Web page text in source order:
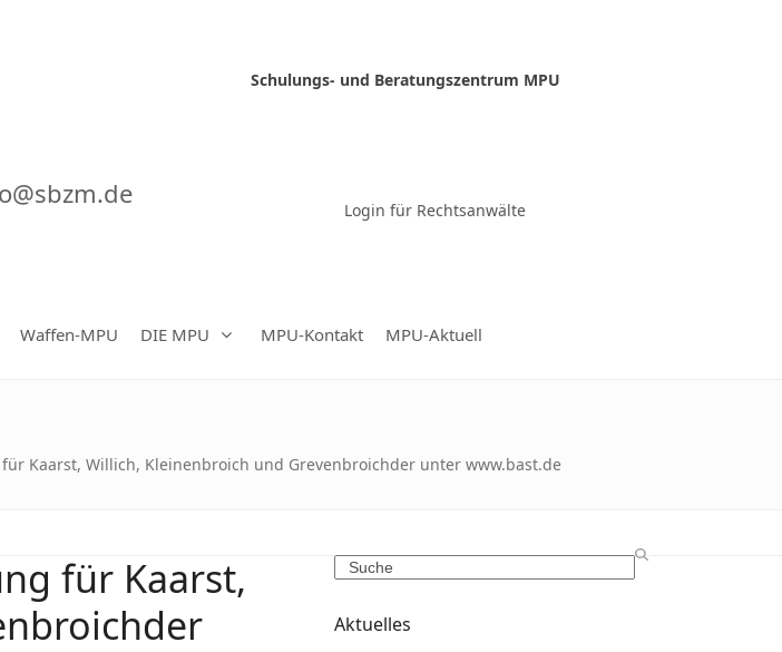
Schulungs- und Beratungszentrum MPU
Login für Rechtsanwälte
Waffen-MPU DIE MPU MPU-Kontakt MPU-Aktuell
Kaarst, Willich, Kleinenbroich und Grevenbroichder unter www.bast.de
für Kaarst,
Search
Aktuelles